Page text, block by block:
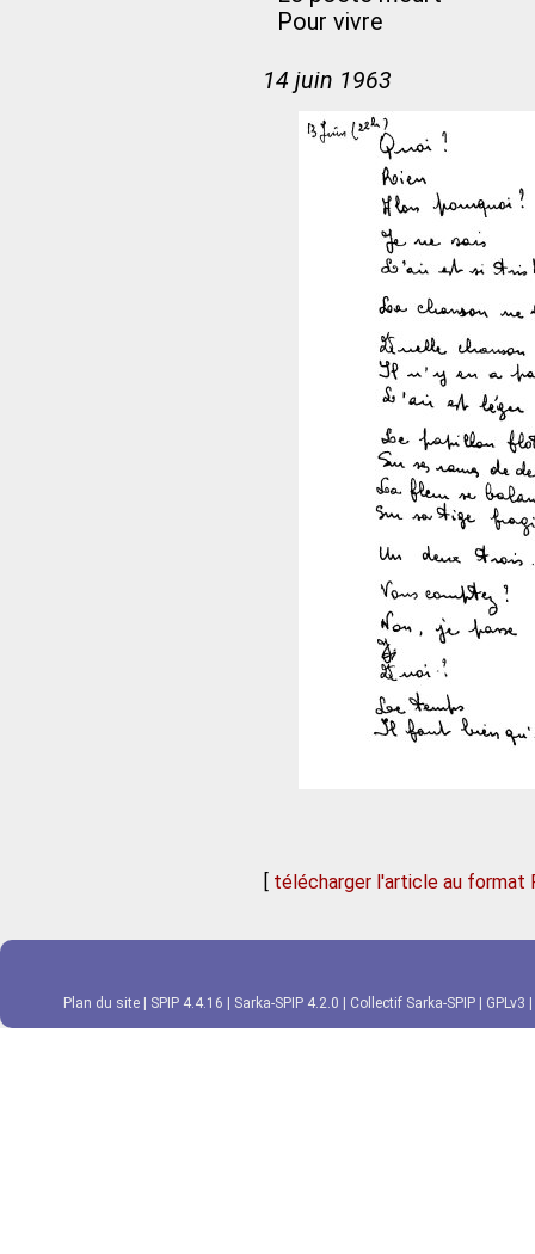
Pour vivre
14 juin 1963
[ télécharger l'article au format
Plan du site SPIP 4.4.16 Sarka-SPIP 4.2.0 Collectif Sarka-SPIP GPLv3